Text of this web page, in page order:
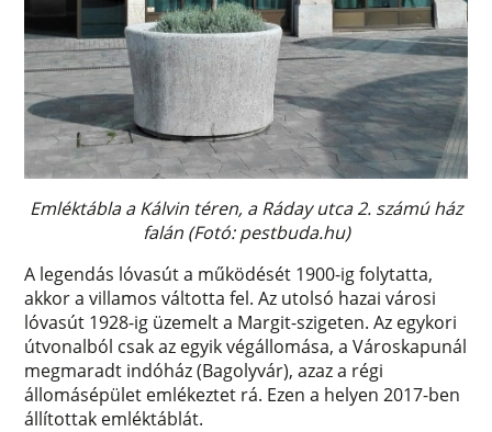
Emléktábla a Kálvin téren, a Ráday utca 2. számú ház
falán (Fotó: pestbuda.hu)
A legendás lóvasút a működését 1900-ig folytatta,
akkor a villamos váltotta fel. Az utolsó hazai városi
lóvasút 1928-ig üzemelt a Margit-szigeten. Az egykori
útvonalból csak az egyik végállomása, a Városkapunál
megmaradt indóház (Bagolyvár), azaz a régi
állomásépület emlékeztet rá. Ezen a helyen 2017-ben
állítottak emléktáblát.